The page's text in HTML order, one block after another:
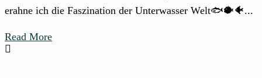
erahne ich die Faszination der Unterwasser Welt🐟🐡🐠...
Read More